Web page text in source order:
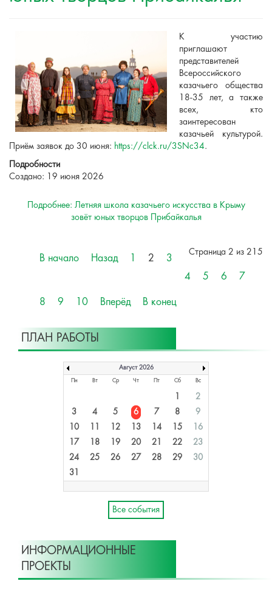
К участию
приглашают
представителей
Всероссийского
казачьего общества
18-35 лет, а также
всех, кто
заинтересован
казачьей культурой.
Приём заявок до 30 июня: https://clck.ru/3SNc34.
Подробности
Создано: 19 июня 2026
Подробнее: Летняя школа казачьего искусства в Крыму
зовёт юных творцов Прибайкалья
Страница 2 из 215
В начало Назад 2
3
4
5 6 7
8 9 10 Вперёд В конец
ПЛАН РАБОТЫ
Август 2026
Пн Вт Ср Чт Пт Сб Вс
2
3
4 5 6 7 8
9
10
12 13 14 15
16
17
18 19 20 21 22
23
24
25 26 27 28 29
30
31
Все события
ИНФОРМАЦИОННЫЕ
ПРОЕКТЫ